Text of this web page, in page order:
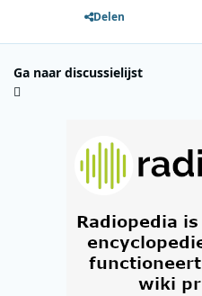
Delen
Ga naar discussielijst